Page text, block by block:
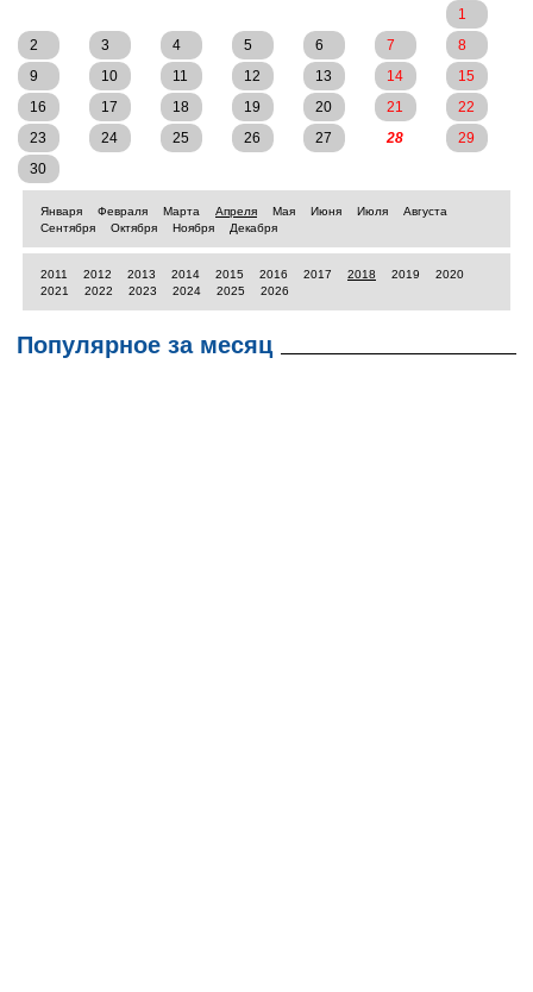
1
2
3 4 5 6 7
8
9
10 11 12 13 14
15
16
17 18 19 20 21
22
23
24 25 26 27 28
29
30
Января Февраля Марта Апреля Мая Июня Июля
Августа
Сентября
Октября Ноября Декабря
2011 2012 2013 2014 2015 2016 2017 2018 2019
2020
2021
2022 2023 2024 2025 2026
Популярное за месяц